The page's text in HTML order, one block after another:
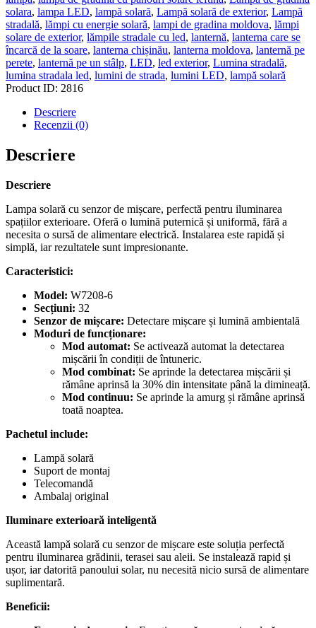
solara, lampa LED, lampă solară, Lampă solară de exterior, Lampă
stradală, lămpi cu energie solară, lampi de gradina moldova, lămpi
solare de exterior, lămpile stradale cu led, lanternă, lanterna care se
încarcă de la soare, lanterna chișinău, lanterna moldova, lanternă pe
perete, lanternă pe un stâlp, LED, led exterior, Lumina stradală,
lumina stradala led, lumini de strada, lumini LED, lampă solară
Product ID: 2816
Descriere
Recenzii (0)
Descriere
Descriere
Lampa solară cu senzor de mișcare, perfectă pentru iluminarea
spațiilor exterioare. Oferă o lumină puternică și uniformă, fără a
necesita o sursă de alimentare electrică. Instalarea este rapidă și
simplă, iar rezultatele sunt impresionante.
Caracteristici:
Model: W7208-6
Secțiuni: 32
Senzor de mișcare: Detectare mișcare și lumină ambientală
Moduri de funcționare:
Mod automat: Se activează automat la detectarea
mișcării în condiții de întuneric.
Mod combinat: Se aprinde la detectarea mișcării și
rămâne aprinsă la 30% din intensitate până la dimineață.
Mod continuu: Se aprinde la amurg și rămâne aprinsă
toată noaptea.
Pachetul include:
Lampă solară
Suport de montaj
Telecomandă
Ambalaj original
Iluminare exterioară inteligentă
Această lampă solară cu senzor de mișcare este soluția perfectă
pentru iluminarea grădinii, terasei sau aleii. Se instalează rapid și
ușor, iar datorită panoului solar, nu necesită nicio sursă de alimentare
suplimentară.
Beneficii: